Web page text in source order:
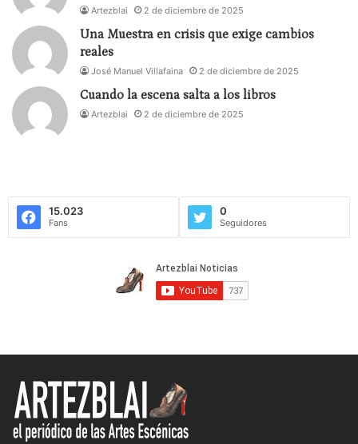
Artezblai 2 de diciembre de 2025
Una Muestra en crisis que exige cambios
reales
José Manuel Villafaina 2 de diciembre de 2025
Cuando la escena salta a los libros
Artezblai 2 de diciembre de 2025
15.023
Fans
0
Seguidores